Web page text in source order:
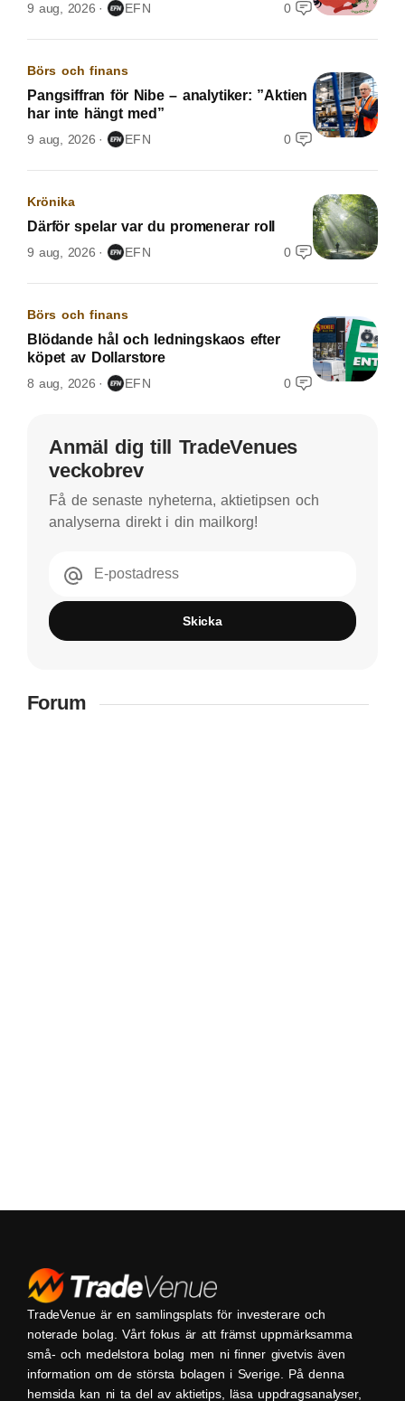
9 aug, 2026 EFN 0
Börs och finans
Pangsiffran för Nibe – analytiker: ”Aktien
har inte hängt med”
9 aug, 2026 EFN 0
Krönika
Därför spelar var du promenerar roll
9 aug, 2026 EFN 0
Börs och finans
Blödande hål och ledningskaos efter
köpet av Dollarstore
8 aug, 2026 EFN 0
Anmäl dig till TradeVenues
veckobrev
Få de senaste nyheterna, aktietipsen och
analyserna direkt i din mailkorg!
E-postadress
Skicka
Forum
TradeVenue är en samlingsplats för investerare och
noterade bolag. Vårt fokus är att främst uppmärksamma
små- och medelstora bolag men ni finner givetvis även
information om de största bolagen i Sverige. På denna
hemsida kan ni ta del av aktietips, läsa uppdragsanalyser,